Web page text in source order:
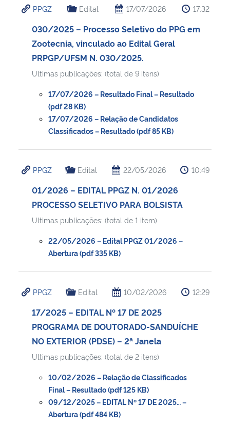
Ministério da Cidadania
Ministério de Minas e Energia
Ministério da Ciência, Tecnologia, Inovações e Comunicações
Ministério do Meio Ambiente
Ministério do Desenvolvimento Regional
Ministério da Mulher, da Família e dos Direitos Humanos
Secretaria-Geral
Gabinete de Segurança Institucional
Banco Central do Brasil
PPGZ Edital 17/07/2026 17:32
030/2025 – Processo Seletivo do PPG em
Zootecnia, vinculado ao Edital Geral
PRPGP/UFSM N. 030/2025.
Ultimas publicações: (total de 9 itens)
17/07/2026 – Resultado Final – Resultado
(pdf 28 KB)
17/07/2026 – Relação de Candidatos
Classificados – Resultado (pdf 85 KB)
PPGZ Edital 22/05/2026 10:49
01/2026 – EDITAL PPGZ N. 01/2026
PROCESSO SELETIVO PARA BOLSISTA
Ultimas publicações: (total de 1 item)
22/05/2026 – Edital PPGZ 01/2026 –
Abertura (pdf 335 KB)
PPGZ Edital 10/02/2026 12:29
17/2025 – EDITAL Nº 17 DE 2025
PROGRAMA DE DOUTORADO-SANDUÍCHE
NO EXTERIOR (PDSE) – 2ª Janela
Ultimas publicações: (total de 2 itens)
10/02/2026 – Relação de Classificados
Final – Resultado (pdf 125 KB)
09/12/2025 – EDITAL Nº 17 DE 2025… –
Abertura (pdf 484 KB)